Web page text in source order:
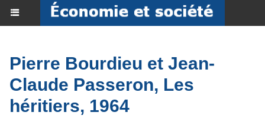
Pierre Bourdieu et Jean-
Claude Passeron, Les
héritiers, 1964